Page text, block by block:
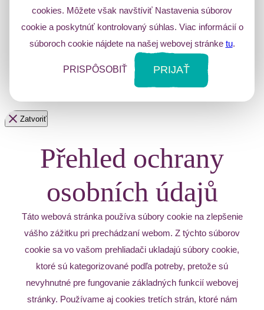
cookies. Môžete však navštíviť Nastavenia súborov
cookie a poskytnúť kontrolovaný súhlas. Viac informácií o
súboroch cookie nájdete na našej webovej stránke tu.
PRISPÔSOBIŤ PRIJAŤ
Zatvoriť
Přehled ochrany
osobních údajů
Táto webová stránka používa súbory cookie na zlepšenie
vášho zážitku pri prechádzaní webom. Z týchto súborov
cookie sa vo vašom prehliadači ukladajú súbory cookie,
ktoré sú kategorizované podľa potreby, pretože sú
nevyhnutné pre fungovanie základných funkcií webovej
stránky. Používame aj cookies tretích strán, ktoré nám